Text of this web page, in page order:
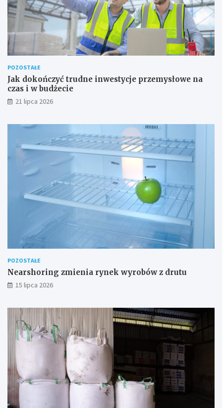
POZOSTAŁE
Jak dokończyć trudne inwestycje przemysłowe na
czas i w budżecie
21 lipca 2026
POZOSTAŁE
Nearshoring zmienia rynek wyrobów z drutu
15 lipca 2026